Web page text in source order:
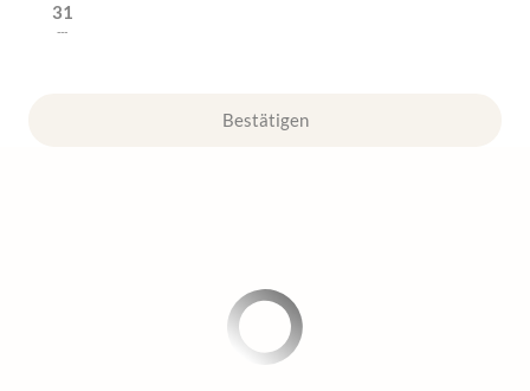
31
---
Bestätigen